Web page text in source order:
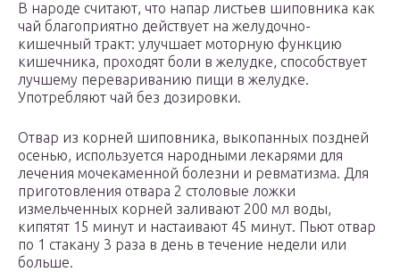
В народе считают, что напар листьев шиповника как
чай благоприятно действует на желудочно-
кишечный тракт: улучшает моторную функцию
кишечника, проходят боли в желудке, способствует
лучшему перевариванию пищи в желудке.
Употребляют чай без дозировки.
Отвар из корней шиповника, выкопанных поздней
осенью, используется народными лекарями для
лечения мочекаменной болезни и ревматизма. Для
приготовления отвара 2 столовые ложки
измельченных корней заливают 200 мл воды,
кипятят 15 минут и настаивают 45 минут. Пьют отвар
по 1 стакану 3 раза в день в течение недели или
больше.